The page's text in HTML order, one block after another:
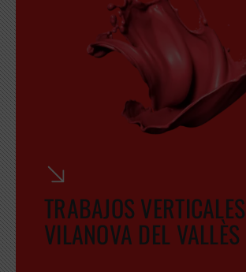
TRABAJOS VERTICALES
VILANOVA DEL VALLÈS